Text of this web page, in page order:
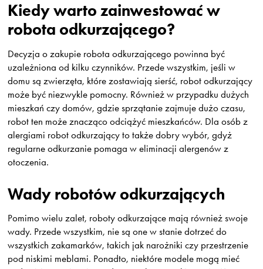
Kiedy warto zainwestować w
robota odkurzającego?
Decyzja o zakupie robota odkurzającego powinna być
uzależniona od kilku czynników. Przede wszystkim, jeśli w
domu są zwierzęta, które zostawiają sierść, robot odkurzający
może być niezwykle pomocny. Również w przypadku dużych
mieszkań czy domów, gdzie sprzątanie zajmuje dużo czasu,
robot ten może znacząco odciążyć mieszkańców. Dla osób z
alergiami robot odkurzający to także dobry wybór, gdyż
regularne odkurzanie pomaga w eliminacji alergenów z
otoczenia.
Wady robotów odkurzających
Pomimo wielu zalet, roboty odkurzające mają również swoje
wady. Przede wszystkim, nie są one w stanie dotrzeć do
wszystkich zakamarków, takich jak narożniki czy przestrzenie
pod niskimi meblami. Ponadto, niektóre modele mogą mieć